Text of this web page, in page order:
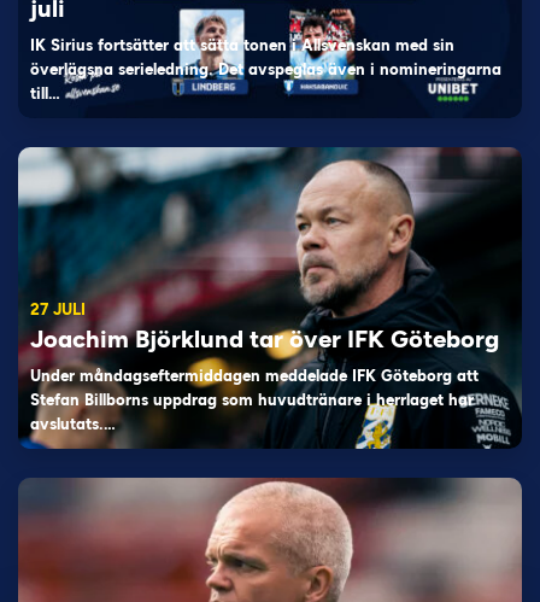
juli
IK Sirius fortsätter att sätta tonen i Allsvenskan med sin
överlägsna serieledning. Det avspeglas även i nomineringarna
till…
27 JULI
Joachim Björklund tar över IFK Göteborg
Under måndagseftermiddagen meddelade IFK Göteborg att
Stefan Billborns uppdrag som huvudtränare i herrlaget har
avslutats.…